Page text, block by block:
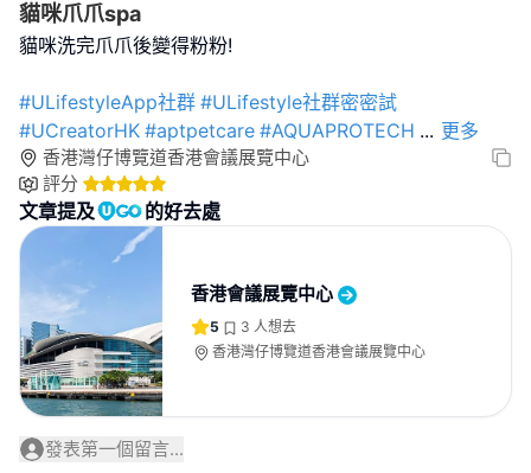
貓咪爪爪spa
貓咪洗完爪爪後變得粉粉!
#ULifestyleApp社群 #ULifestyle社群密密試
#UCreatorHK #aptpetcare #AQUAPROTECH ... 更多
香港灣仔博覽道香港會議展覽中心
評分
文章提及 的好去處
香港會議展覽中心
5 3 人想去
香港灣仔博覽道香港會議展覽中心
發表第一個留言...